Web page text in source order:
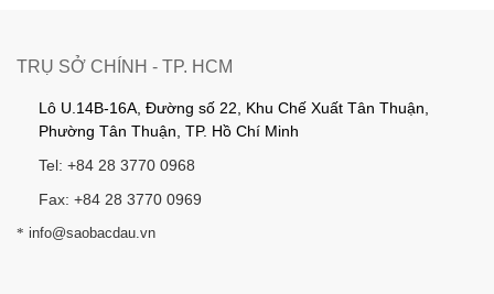
TRỤ SỞ CHÍNH - TP. HCM
Lô U.14B-16A, Đường số 22, Khu Chế Xuất Tân Thuận,
Phường Tân Thuận, TP. Hồ Chí Minh
Tel: +84 28 3770 0968
Fax: +84 28 3770 0969
* info@saobacdau.vn